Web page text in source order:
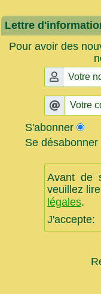
Lettre
Pour avoir des
S'abonner
Se désabonner
Avant de
veuillez
légales.
J'accepte: